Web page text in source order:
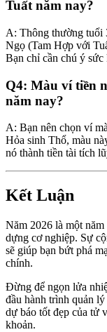
Tuất năm nay?
A: Thông thường tuổi
Ngọ (Tam Hợp với
Bạn chỉ cần chú ý
Q4: Màu ví tiền
năm nay?
A: Bạn nên chọn ví
Hỏa sinh Thổ, màu
nó thành tiền tài tích
Kết Luận
Năm 2026 là một
dựng cơ nghiệp. Sự
sẽ giúp bạn bứt phá
chính.
Đừng để ngọn lửa
đầu hành trình quản
dự báo tốt đẹp của tử
khoản.